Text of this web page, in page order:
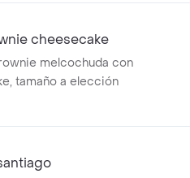
cheesecake
melcochuda con
tamaño a elección